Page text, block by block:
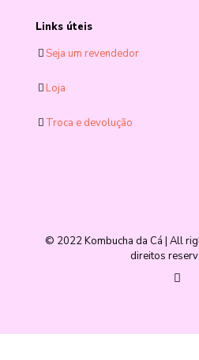
Links úteis
Seja um revendedor
Loja
Troca e devolução
© 2022 Kombucha da Cá | All
direitos